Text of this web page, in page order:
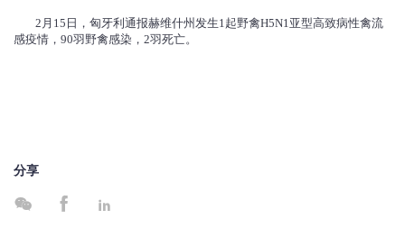
2月15日，匈牙利通报赫维什州发生1起野禽H5N1亚型高致病性禽流
感疫情，90羽野禽感染，2羽死亡。
分享
  